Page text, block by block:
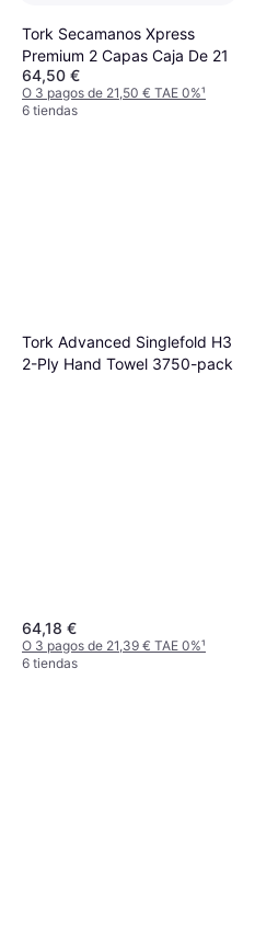
Tork Secamanos Xpress
Premium 2 Capas Caja De 21
64,50 €
O 3 pagos de 21,50 € TAE 0%¹
6 tiendas
Tork Advanced Singlefold H3
2-Ply Hand Towel 3750-pack
64,18 €
O 3 pagos de 21,39 € TAE 0%¹
6 tiendas